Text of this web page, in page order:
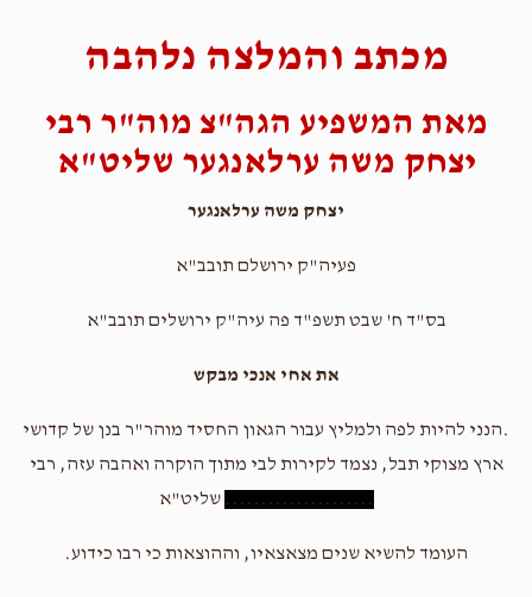
מכתב והמלצה נלהבה
מאת המשפיע הגה"צ מוה"ר רבי
יצחק משה ערלאנגער שליט"א
יצחק משה ערלאנגער
פעיה"ק ירושלם תובב"א
בס"ד ח' שבט תשפ"ד פה עיה"ק ירושלים תובב"א
את אחי אנכי מבקש
.הנני להיות לפה ולמליץ עבור הגאון החסיד מוהר"ר בנן של קדושי
ארץ מצוקי תבל, נצמד לקירות לבי מתוך הוקרה ואהבה עזה, רבי
..................... שליט"א
העומד להשיא שנים מצאצאיו, וההוצאות כי רבו כידוע.